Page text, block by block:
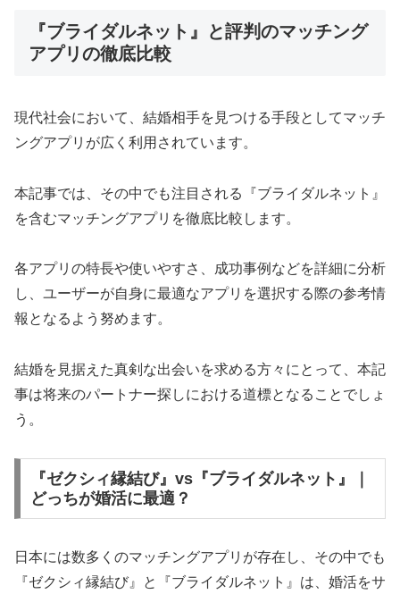
『ブライダルネット』と評判のマッチング
アプリの徹底比較
現代社会において、結婚相手を見つける手段としてマッチ
ングアプリが広く利用されています。
本記事では、その中でも注目される『ブライダルネット』
を含むマッチングアプリを徹底比較します。
各アプリの特長や使いやすさ、成功事例などを詳細に分析
し、ユーザーが自身に最適なアプリを選択する際の参考情
報となるよう努めます。
結婚を見据えた真剣な出会いを求める方々にとって、本記
事は将来のパートナー探しにおける道標となることでしょ
う。
『ゼクシィ縁結び』vs『ブライダルネット』｜
どっちが婚活に最適？
日本には数多くのマッチングアプリが存在し、その中でも
『ゼクシィ縁結び』と『ブライダルネット』は、婚活をサ